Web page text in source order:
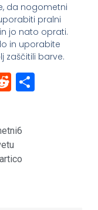
da nogometni
pralni
jo nato oprati.
in uporabite
zaščitili barve.
Reddit